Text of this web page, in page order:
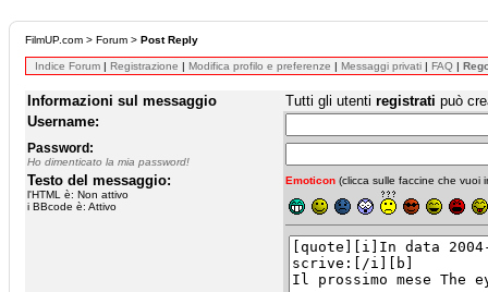
FilmUP.com > Forum > Post Reply
Indice Forum | Registrazione | Modifica profilo e preferenze | Messaggi privati | FAQ |
Informazioni sul messaggio Tutti gli utenti registrati può
Username:
Password:
Ho dimenticato la mia password!
Testo del messaggio:
l'HTML è: Non attivo
i BBcode è: Attivo
Emoticon (clicca sulle faccine che vuoi